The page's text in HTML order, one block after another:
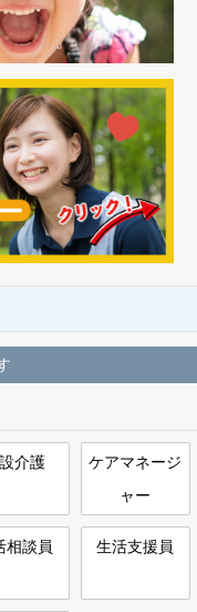
介護
ケアマネージ
ャー
相談員 生活支援員